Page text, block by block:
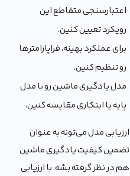
اعتبارسنجی متقاطع این
رویکرد تعیین کنین.
برای عملکرد بهینه، فراپارامترها
رو تنظیم کنین.
مدل یادگیری ماشین رو با مدل
پایه یا ابتکاری مقایسه کنین.
ارزیابی مدل می‌تونه به عنوان
تضمین کیفیت یادگیری ماشین
هم در نظر گرفته بشه. با ارزیابی